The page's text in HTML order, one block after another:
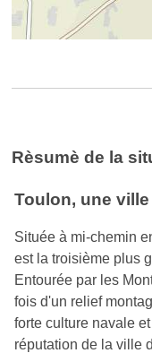
Rèsumè de la
Toulon, une
Située à mi-chemin
est la troisième plus
Entourée par les
fois d'un relief
forte culture navale
réputation de la ville